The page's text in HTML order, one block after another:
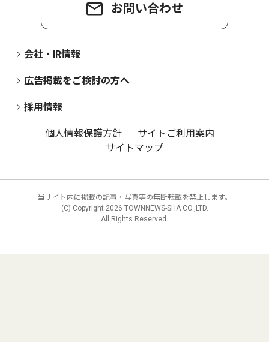
お問い合わせ
会社・IR情報
広告掲載をご検討の方へ
採用情報
個人情報保護方針
サイトご利用案内
サイトマップ
当サイト内に掲載の記事・写真等の無断転載を禁止します。
(C) Copyright 2026 TOWNNEWS-SHA CO.,LTD.
All Rights Reserved.